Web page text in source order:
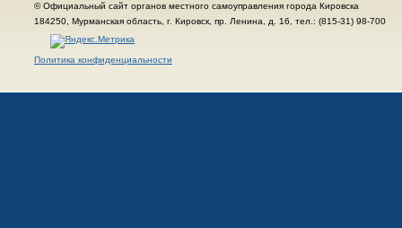
© Официальный сайт органов местного самоуправления города Кировска
184250, Мурманская область, г. Кировск, пр. Ленина, д. 16, тел.: (815-31) 98-700
Политика конфиденциальности